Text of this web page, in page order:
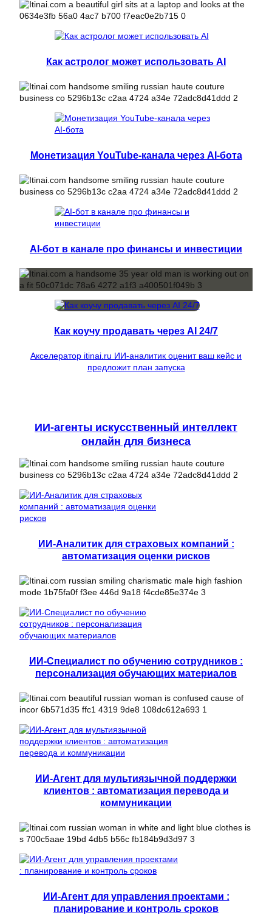
Как астролог может использовать AI
Монетизация YouTube-канала через AI-бота
AI-бот в канале про финансы и инвестиции
Как коучу продавать через AI 24/7
Акселератор itinai.ru ИИ-аналитик оценит ваш кейс и
предложит план запуска
ИИ-агенты искусственный интеллект
онлайн для бизнеса
ИИ-Аналитик для страховых компаний :
автоматизация оценки рисков
ИИ-Специалист по обучению сотрудников :
персонализация обучающих материалов
ИИ-Агент для мультиязычной поддержки
клиентов : автоматизация перевода и
коммуникации
ИИ-Агент для управления проектами :
планирование и контроль сроков